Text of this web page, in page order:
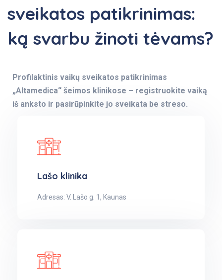
sveikatos patikrinimas:
ką svarbu žinoti tėvams?
Profilaktinis vaikų sveikatos patikrinimas
„Altamedica“ šeimos klinikose – registruokite vaiką
iš anksto ir pasirūpinkite jo sveikata be streso.
Lašo klinika
Adresas: V. Lašo g. 1, Kaunas